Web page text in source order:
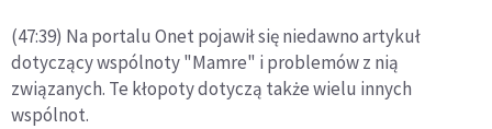
(47:39) Na portalu Onet pojawił się niedawno artykuł
dotyczący wspólnoty "Mamre" i problemów z nią
związanych. Te kłopoty dotyczą także wielu innych
wspólnot.